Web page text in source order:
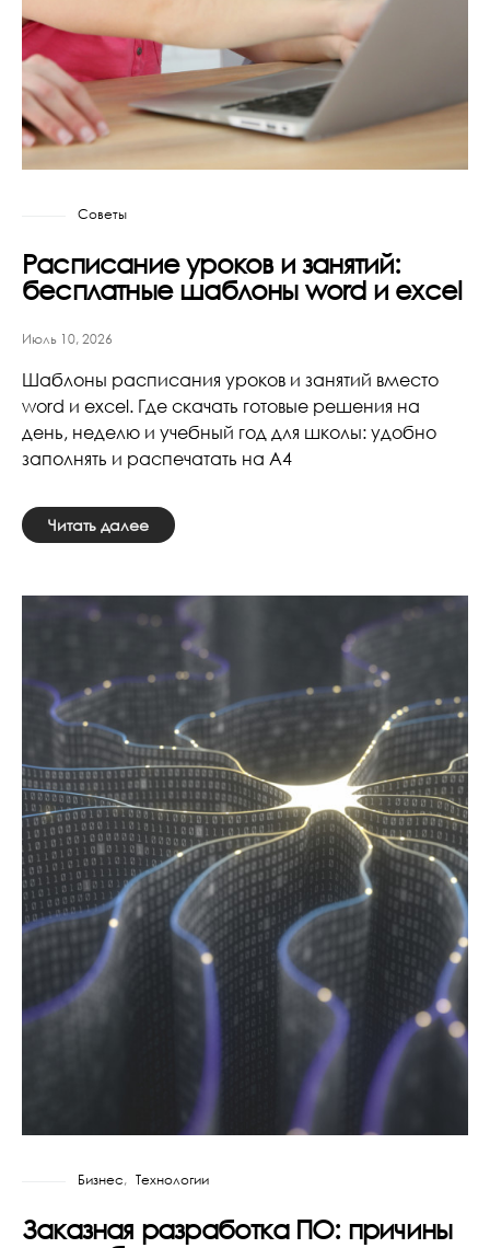
Советы
Расписание уроков и занятий:
бесплатные шаблоны word и excel
Июль 10, 2026
Шаблоны расписания уроков и занятий вместо
word и excel. Где скачать готовые решения на
день, неделю и учебный год для школы: удобно
заполнять и распечатать на А4
Читать далее
Бизнес Технологии
Заказная разработка ПО: причины